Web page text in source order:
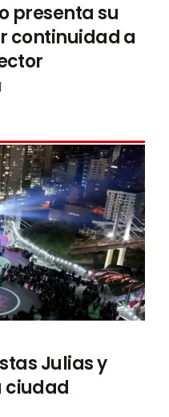
presenta su
continuidad a
Julias y
ciudad